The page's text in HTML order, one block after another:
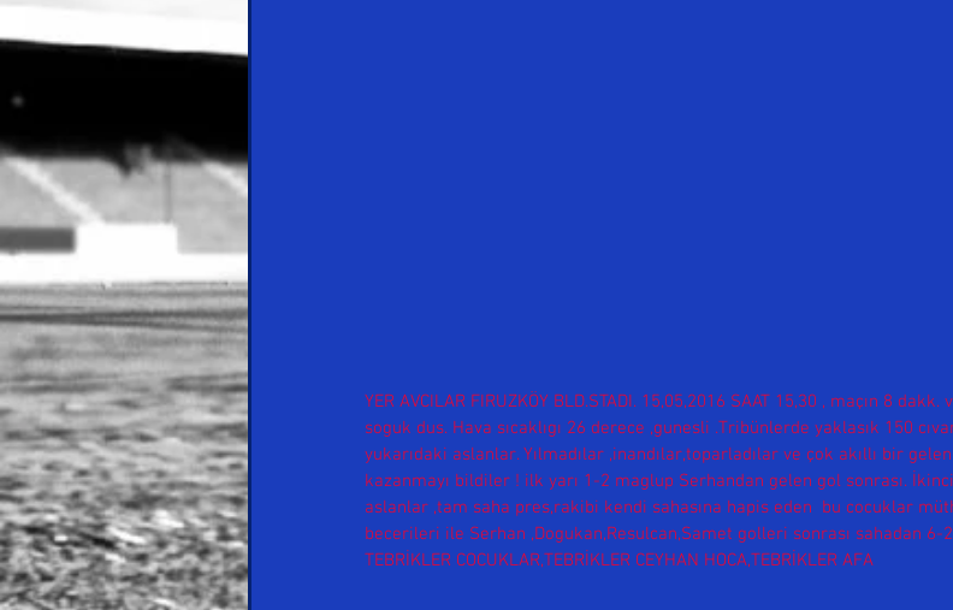
YER AVCILAR FIRUZKÖY BLD.STADI. 15,05,2016 SAAT 15,30 , maçın 8
soguk dus. Hava sıcaklıgı 26 derece ,gunesli .Tribünlerde yaklasık 150
yukarıdaki aslanlar. Yılmadılar ,inandılar,toparladılar ve çok akıllı bir
kazanmayı bildiler ! ilk yarı 1-2 maglup Serhandan gelen gol sonrası.
aslanlar ,tam saha pres,rakibi kendi sahasına hapis eden  bu cocuklar
becerileri ile Serhan ,Dogukan,Resulcan,Samet golleri sonrası sahadan 6-
TEBRİKLER COCUKLAR,TEBRİKLER CEYHAN HOCA,TEBRİKLER AFA